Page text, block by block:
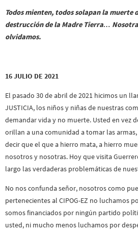
Todos mienten, todos solapan la muerte
destrucción de la Madre Tierra…
olvidamos.
16 JULIO DE 2021
El pasado 30 de abril de 2021 hicimos un
JUSTICIA, los niños y niñas de nuestras
demandar vida y no muerte. Usted en vez
orillan a una comunidad a tomar las armas,
decir que el que a hierro mata, a hierro
nosotros y nosotras. Hoy que visita
largo las verdaderas problemáticas de
No nos confunda señor, nosotros como
pertenecientes al CIPOG-EZ no luchamos
somos financiados por ningún partido
usted, ni mucho menos luchamos por